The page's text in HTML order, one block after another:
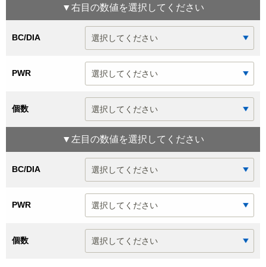
▼右目 の数値を選択してください
BC/DIA
PWR
個数
▼ 左目 の数値を選択してください
BC/DIA
PWR
個数